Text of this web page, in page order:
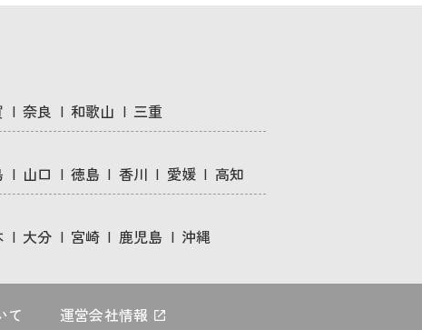
奈良 和歌山
三重
山口 徳島 香川 愛媛
高知
大分 宮崎 鹿児島 沖縄
て 運営会社情報